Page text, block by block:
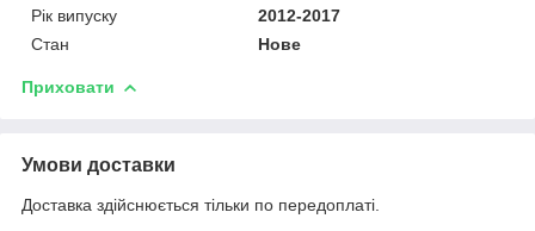
Рік випуску
2012-2017
Стан
Нове
Приховати
Умови доставки
Доставка здійснюється тільки по передоплаті.